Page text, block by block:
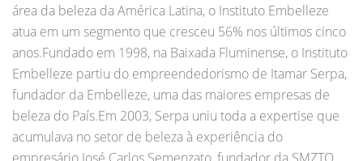
área da beleza da América Latina, o Instituto Embelleze
atua em um segmento que cresceu 56% nos últimos cinco
anos.Fundado em 1998, na Baixada Fluminense, o Instituto
Embelleze partiu do empreendedorismo de Itamar Serpa,
fundador da Embelleze, uma das maiores empresas de
beleza do País.Em 2003, Serpa uniu toda a expertise que
acumulava no setor de beleza à experiência do